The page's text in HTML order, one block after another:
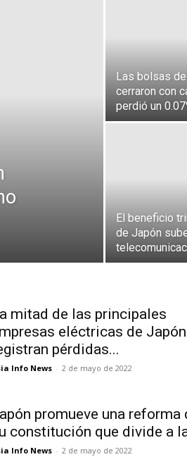
Las bolsas
cerraron con
perdió un
El beneficio
de Japón
mitad de las principales
eléctricas de Japón
pérdidas...
Info News - 2 de mayo de 2022
promueve una reforma
constitución que divide a
Info News - 2 de mayo de 2022